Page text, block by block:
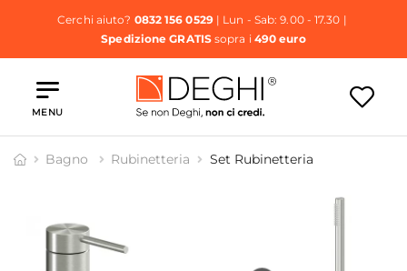
Cerchi aiuto? 0832 156 0529| Lun - Sab: 9.00 - 17.30 |
Spedizione GRATISsopra i 490 euro
MENU
Bagno Rubinetteria Set Rubinetteria